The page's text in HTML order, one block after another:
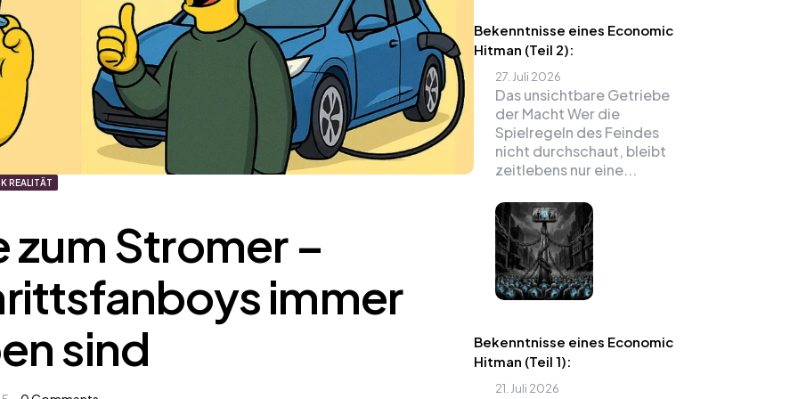
REALITÄT
zum Stromer –
immer
sind
Bekenntnisse eines Economic
Hitman (Teil 2):
27. Juli 2026
Das unsichtbare Getriebe
der Macht Wer die
Spielregeln des Feindes
nicht durchschaut, bleibt
zeitlebens nur eine...
Bekenntnisse eines Economic
Hitman (Teil 1):
21. Juli 2026